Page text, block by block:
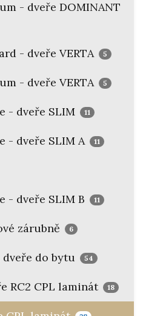
- dveře DOMINANT
- dveře VERTA 5
- dveře VERTA 5
- dveře SLIM 11
- dveře SLIM A 11
- dveře SLIM B 11
zárubně 6
do bytu 54
RC2 CPL laminát 18